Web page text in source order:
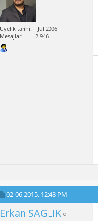
Üyelik tarihi
Jul 2006
Mesajlar
2.946
02-06-2015, 12:48 PM
Erkan SAGLIK